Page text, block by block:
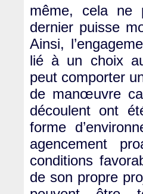
même, cela ne
dernier puisse
Ainsi,
lié à un choix
peut comporter
de manœuvre
découlent ont
forme
agencement
conditions
de son propre